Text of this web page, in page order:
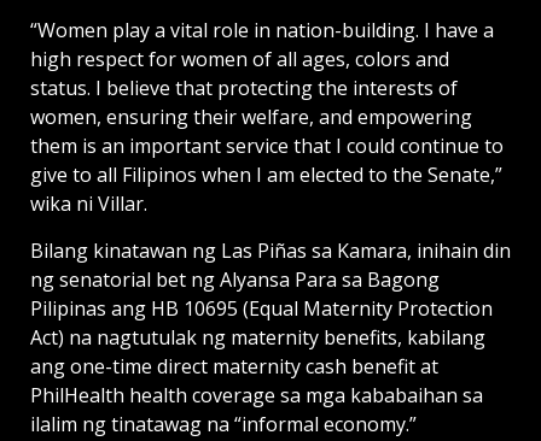
“Women play a vital role in nation-building. I have a
high respect for women of all ages, colors and
status. I believe that protecting the interests of
women, ensuring their welfare, and empowering
them is an important service that I could continue to
give to all Filipinos when I am elected to the Senate,”
wika ni Villar.
Bilang kinatawan ng Las Piñas sa Kamara, inihain din
ng senatorial bet ng Alyansa Para sa Bagong
Pilipinas ang HB 10695 (Equal Maternity Protection
Act) na nagtutulak ng maternity benefits, kabilang
ang one-time direct maternity cash benefit at
PhilHealth health coverage sa mga kababaihan sa
ilalim ng tinatawag na “informal economy.”